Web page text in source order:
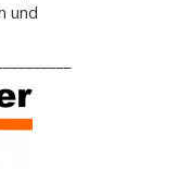
und